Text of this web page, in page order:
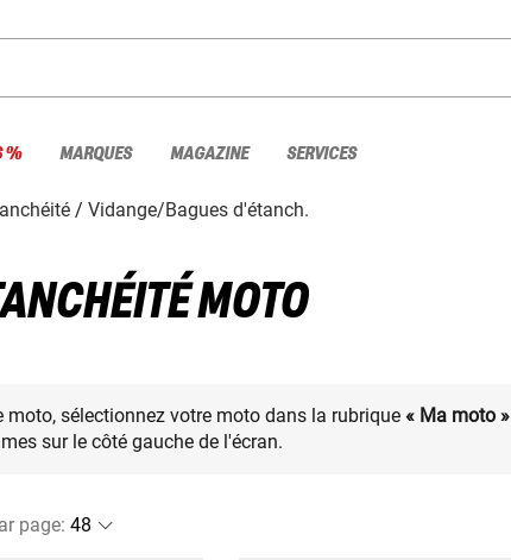
% MARQUES MAGAZINE SERVICES
Vidange/Bagues d'étanch.
MOTO
sélectionnez votre moto dans la rubrique « Ma moto »
sur le côté gauche de l'écran.
page: